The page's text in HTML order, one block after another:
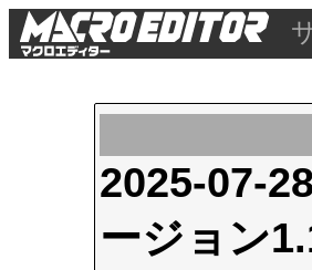
2025-07-
ージョン